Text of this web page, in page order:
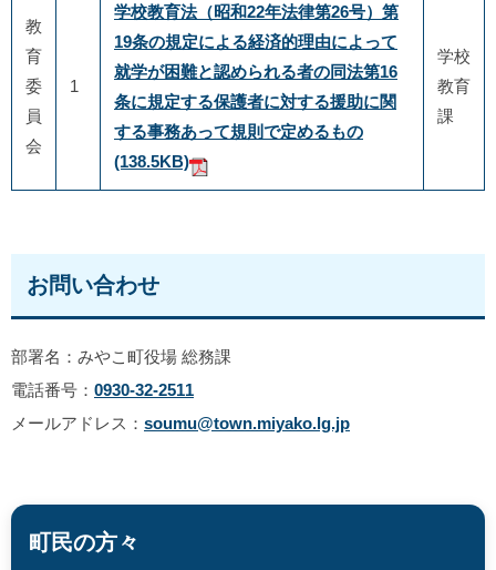
教
育
委
員
会
1
学校教育法（昭和22年法律第26号）第
19条の規定による経済的理由によって
就学が困難と認められる者の同法第16
条に規定する保護者に対する援助に関
する事務あって規則で定めるもの
(138.5KB)
学校
教育
課
お問い合わせ
部署名：みやこ町役場 総務課
電話番号： 0930-32-2511
メールアドレス： soumu@town.miyako.lg.jp
町民の方々